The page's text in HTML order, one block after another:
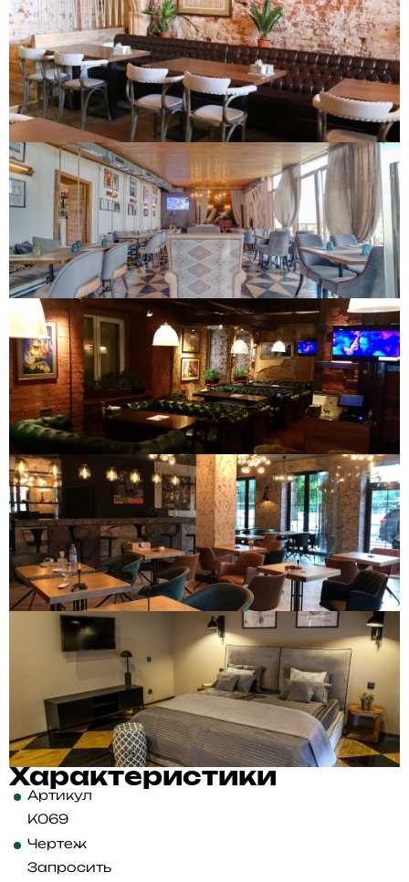
Характеристики
Артикул
K069
Чертеж
Запросить